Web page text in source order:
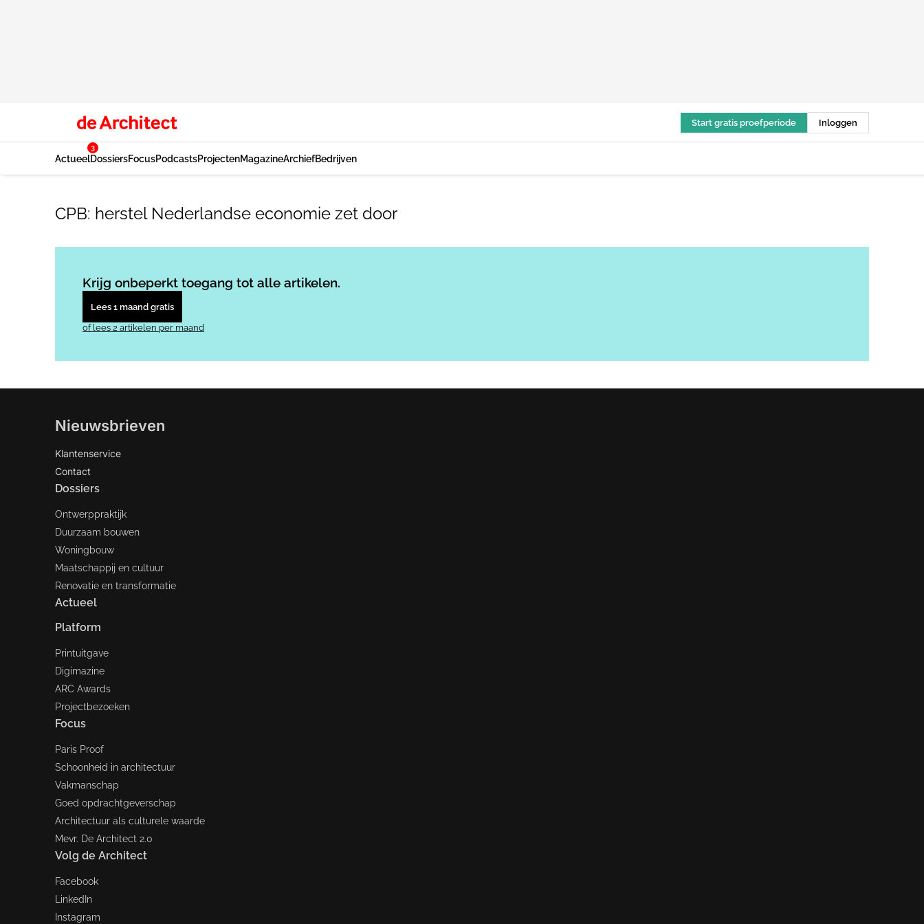
Start gratis proefperiode Inloggen
Actueel
3
DossiersFocusPodcastsProjectenMagazineArchiefBedrijven
CPB: herstel Nederlandse economie zet door
Krijg onbeperkt toegang tot alle artikelen.
Lees 1 maand gratis
of lees 2 artikelen per maand
Nieuwsbrieven
Klantenservice
Contact
Dossiers
Ontwerppraktijk
Duurzaam bouwen
Woningbouw
Maatschappij en cultuur
Renovatie en transformatie
Actueel
Platform
Printuitgave
Digimazine
ARC Awards
Projectbezoeken
Focus
Paris Proof
Schoonheid in architectuur
Vakmanschap
Goed opdrachtgeverschap
Architectuur als culturele waarde
Mevr. De Architect 2.0
Volg de Architect
Facebook
LinkedIn
Instagram